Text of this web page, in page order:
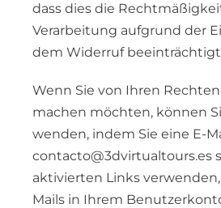
dass dies die
Verarbeitung aufgrund der
dem Widerruf
Wenn Sie von Ihren
machen möchten, können
wenden, indem Sie eine E-
contacto@3dvirtualtours.es
aktivierten Links
Mails in Ihrem